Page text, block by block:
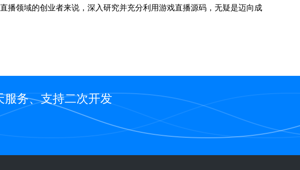
播领域的创业者来说，深入研究并充分利用游戏直播源码，无疑是迈向成
服务、支持二次开发